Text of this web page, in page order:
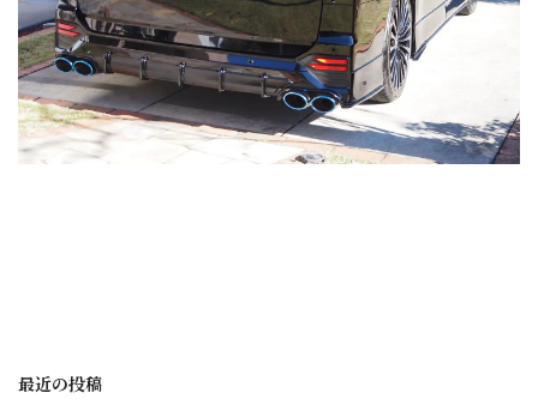
最近の投稿